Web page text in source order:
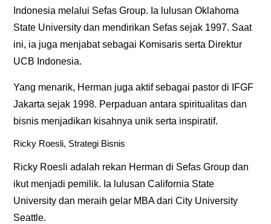
Indonesia melalui Sefas Group. Ia lulusan Oklahoma
State University dan mendirikan Sefas sejak 1997. Saat
ini, ia juga menjabat sebagai Komisaris serta Direktur
UCB Indonesia.
Yang menarik, Herman juga aktif sebagai pastor di IFGF
Jakarta sejak 1998. Perpaduan antara spiritualitas dan
bisnis menjadikan kisahnya unik serta inspiratif.
Ricky Roesli, Strategi Bisnis
Ricky Roesli adalah rekan Herman di Sefas Group dan
ikut menjadi pemilik. Ia lulusan California State
University dan meraih gelar MBA dari City University
Seattle.